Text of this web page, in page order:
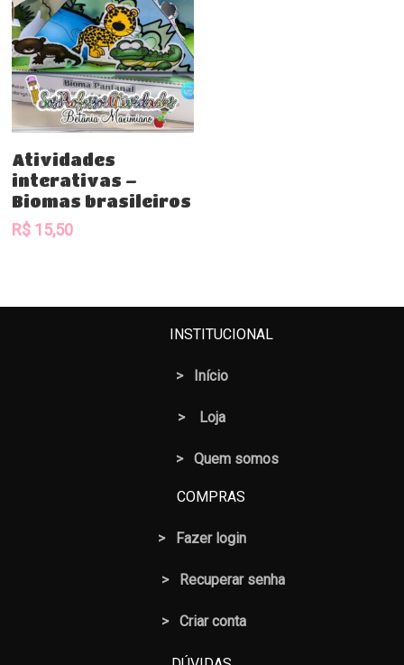
Comprar
Atividades
interativas –
Biomas brasileiros
R$ 15,50
INSTITUCIONAL
> Início
> Loja
> Quem somos
COMPRAS
> Fazer login
> Recuperar senha
> Criar conta